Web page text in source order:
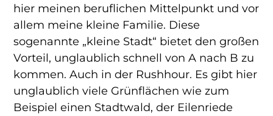
hier meinen beruflichen Mittelpunkt und vor
allem meine kleine Familie. Diese
sogenannte „kleine Stadt“ bietet den großen
Vorteil, unglaublich schnell von A nach B zu
kommen. Auch in der Rushhour. Es gibt hier
unglaublich viele Grünflächen wie zum
Beispiel einen Stadtwald, der Eilenriede